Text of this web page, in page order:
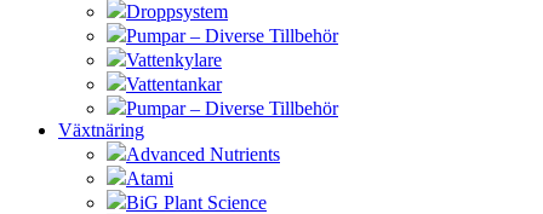
Droppsystem
Pumpar – Diverse Tillbehör
Vattenkylare
Vattentankar
Pumpar – Diverse Tillbehör
Växtnäring
Advanced Nutrients
Atami
BiG Plant Science